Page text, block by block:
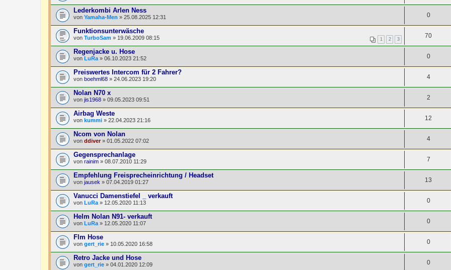
Lederkombi Arlen Ness
von Yamaha-Men » 25.08.2025 12:31 0
Funktionsunterwäsche
1 2 3
von TurboSam » 19.06.2009 08:15 70
Regenjacke u. Hose
von LuRa » 06.10.2023 21:52 0
Preiswertes Intercom für 2 Fahrer?
von boehml68 » 24.06.2023 19:20 4
Nolan N70 x
von jis1968 » 09.05.2023 09:51 2
Airbag Weste
von kummi » 22.04.2023 21:16 12
Ncom von Nolan
von ddiver » 01.05.2022 07:02 4
Gegensprechanlage
von rainim » 08.07.2010 11:29 7
Empfehlung Freisprecheinrichtung / Headset
von jausek » 07.04.2019 01:27 13
Vanucci Damenstiefel _ verkauft
von LuRa » 12.05.2020 11:13 0
Helm Nolan N91- verkauft
von LuRa » 12.05.2020 11:07 0
Flm Hose
von gert_rie » 10.05.2020 16:58 0
Retro Jacke und Hose
von gert_rie » 04.01.2020 12:09 0